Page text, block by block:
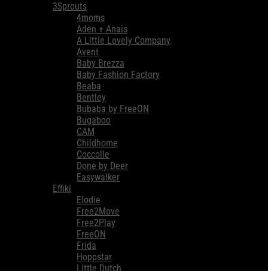
3Sprouts
4moms
Aden + Anais
A Little Lovely Company
Avent
Baby Brezza
Baby Fashion Factory
Beaba
Bentley
Bubaba by FreeON
Bugaboo
CAM
Childhome
Coccolle
Done by Deer
Easywalker
Effiki
Elodie
Free2Move
Free2Play
FreeON
Frida
Hoppstar
Little Dutch